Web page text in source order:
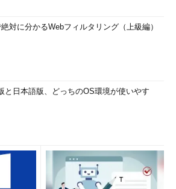
対に分かるWebフィルタリング（上級編）
と日本語版、どっちのOS環境が使いやす